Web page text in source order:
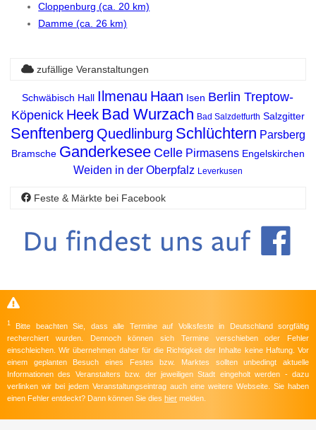
Cloppenburg (ca. 20 km)
Damme (ca. 26 km)
zufällige Veranstaltungen
Schwäbisch Hall Ilmenau Haan Isen Berlin Treptow-
Köpenick Heek Bad Wurzach Bad Salzdetfurth Salzgitter
Senftenberg Quedlinburg Schlüchtern Parsberg
Bramsche Ganderkesee Celle Pirmasens Engelskirchen
Weiden in der Oberpfalz Leverkusen
Feste & Märkte bei Facebook
1 Bitte beachten Sie, dass alle Termine auf Volksfeste in Deutschland sorgfältig
recherchiert wurden. Dennoch können sich Termine verschieben oder Fehler
einschleichen. Wir übernehmen daher für die Richtigkeit der Inhalte keine Haftung. Vor
einem geplanten Besuch eines Festes bzw. Marktes sollten unbedingt aktuelle
Informationen des Veranstalters bzw. der jeweiligen Stadt eingeholt werden - dazu
verlinken wir bei jedem Veranstaltungseintrag auch eine weitere Webseite. Sie haben
einen Fehler entdeckt? Dann können Sie dies hier melden.